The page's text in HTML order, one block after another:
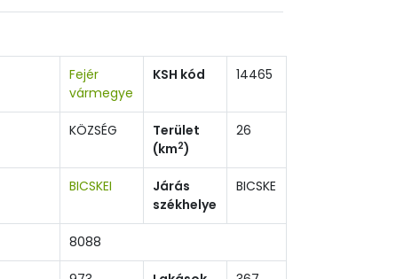
Fejér
vármegye
KSH kód 14465
KÖZSÉG
Terület
(km2)
26
BICSKEI
Járás
székhelye
BICSKE
8088